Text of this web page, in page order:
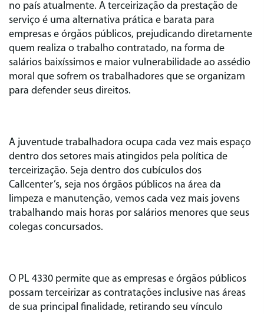
no país atualmente. A terceirização da prestação de
serviço é uma alternativa prática e barata para
empresas e órgãos públicos, prejudicando diretamente
quem realiza o trabalho contratado, na forma de
salários baixíssimos e maior vulnerabilidade ao assédio
moral que sofrem os trabalhadores que se organizam
para defender seus direitos.
A juventude trabalhadora ocupa cada vez mais espaço
dentro dos setores mais atingidos pela política de
terceirização. Seja dentro dos cubículos dos
Callcenter’s, seja nos órgãos públicos na área da
limpeza e manutenção, vemos cada vez mais jovens
trabalhando mais horas por salários menores que seus
colegas concursados.
O PL 4330 permite que as empresas e órgãos públicos
possam terceirizar as contratações inclusive nas áreas
de sua principal finalidade, retirando seu vínculo